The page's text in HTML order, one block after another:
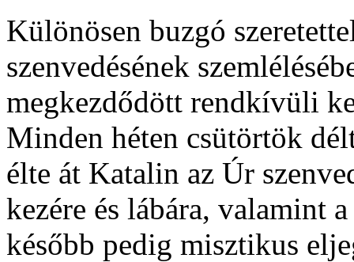
Különösen buzgó
szenvedésének
megkezdődött rendkívüli
Minden héten csütörtök
élte át Katalin az Úr
kezére és lábára, valamint
később pedig misztikus